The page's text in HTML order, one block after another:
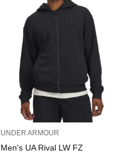
UNDER ARMOUR
Men's UA Rival LW FZ